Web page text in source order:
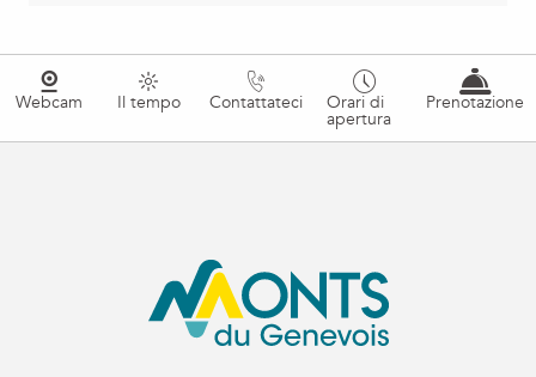
Webcam Il tempo Contattateci Orari di
apertura
Prenotazione